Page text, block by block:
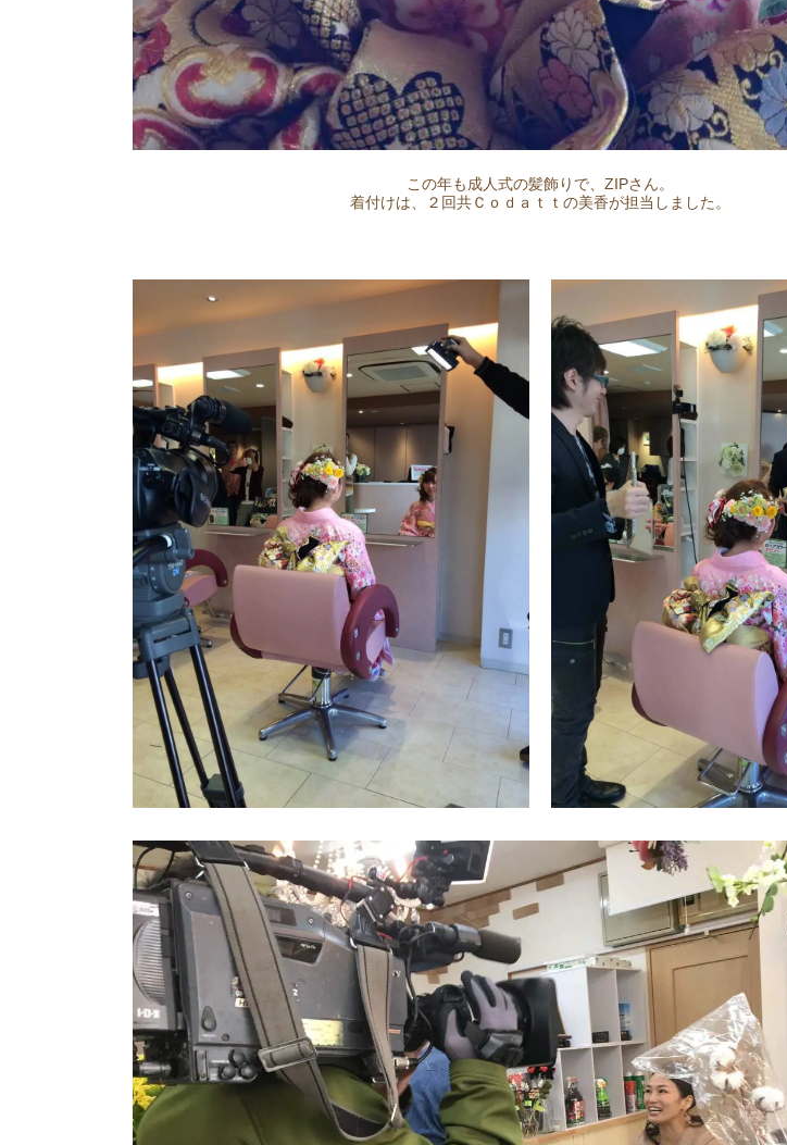
この年も成人式の髪飾りで、ZIPさん。
着付けは、２回共Ｃｏｄａｔｔの美香が担当しました。